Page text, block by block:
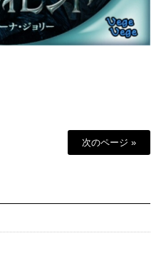
次のページ »